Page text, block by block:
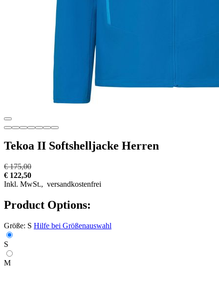
Tekoa II Softshelljacke Herren
€ 175,00
€ 122,50
Inkl. MwSt., versandkostenfrei
Product Options:
Größe: S Hilfe bei Größenauswahl
S
M